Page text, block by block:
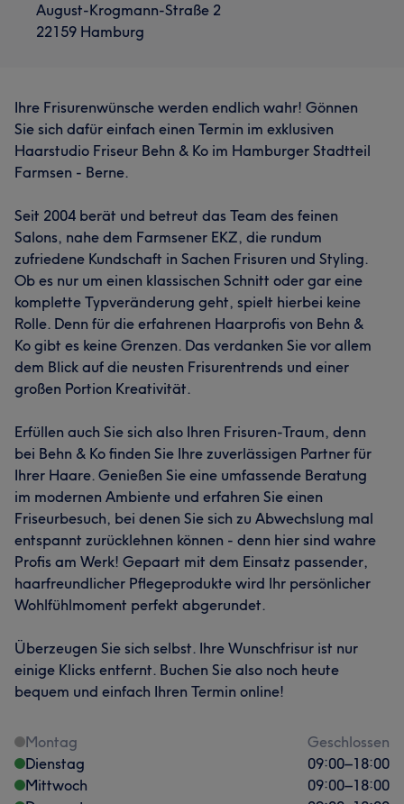
August-Krogmann-Straße 2
22159 Hamburg
Ihre Frisurenwünsche werden endlich wahr! Gönnen
Sie sich dafür einfach einen Termin im exklusiven
Haarstudio Friseur Behn & Ko im Hamburger Stadtteil
Farmsen - Berne.
Seit 2004 berät und betreut das Team des feinen
Salons, nahe dem Farmsener EKZ, die rundum
zufriedene Kundschaft in Sachen Frisuren und Styling.
Ob es nur um einen klassischen Schnitt oder gar eine
komplette Typveränderung geht, spielt hierbei keine
Rolle. Denn für die erfahrenen Haarprofis von Behn &
Ko gibt es keine Grenzen. Das verdanken Sie vor allem
dem Blick auf die neusten Frisurentrends und einer
großen Portion Kreativität.
Erfüllen auch Sie sich also Ihren Frisuren-Traum, denn
bei Behn & Ko finden Sie Ihre zuverlässigen Partner für
Ihrer Haare. Genießen Sie eine umfassende Beratung
im modernen Ambiente und erfahren Sie einen
Friseurbesuch, bei denen Sie sich zu Abwechslung mal
entspannt zurücklehnen können - denn hier sind wahre
Profis am Werk! Gepaart mit dem Einsatz passender,
haarfreundlicher Pflegeprodukte wird Ihr persönlicher
Wohlfühlmoment perfekt abgerundet.
Überzeugen Sie sich selbst. Ihre Wunschfrisur ist nur
einige Klicks entfernt. Buchen Sie also noch heute
bequem und einfach Ihren Termin online!
Montag
Geschlossen
Dienstag
09:00–18:00
Mittwoch
09:00–18:00